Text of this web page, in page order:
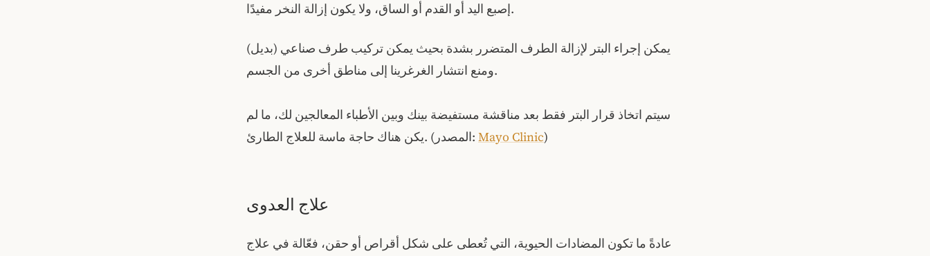
إصبع اليد أو القدم أو الساق، ولا يكون إزالة النخر مفيدًا.
يمكن إجراء البتر لإزالة الطرف المتضرر بشدة بحيث يمكن تركيب طرف صناعي (بديل)
ومنع انتشار الغرغرينا إلى مناطق أخرى من الجسم.
سيتم اتخاذ قرار البتر فقط بعد مناقشة مستفيضة بينك وبين الأطباء المعالجين لك، ما لم
يكن هناك حاجة ماسة للعلاج الطارئ. (المصدر: Mayo Clinic)
علاج العدوى
عادةً ما تكون المضادات الحيوية، التي تُعطى على شكل أقراص أو حقن، فعّالة في علاج